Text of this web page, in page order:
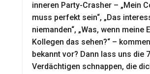
inneren Party-Crasher – „Mein
muss perfekt sein“, „Das
niemanden“, „Was, wenn meine
Kollegen das sehen?“ –
bekannt vor? Dann lass uns die
Verdächtigen schnappen, die